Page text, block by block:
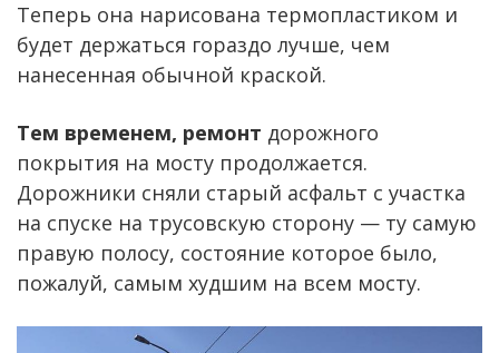
Теперь она нарисована термопластиком и
будет держаться гораздо лучше, чем
нанесенная обычной краской.
Тем временем, ремонт дорожного
покрытия на мосту продолжается.
Дорожники сняли старый асфальт с участка
на спуске на трусовскую сторону — ту самую
правую полосу, состояние которое было,
пожалуй, самым худшим на всем мосту.